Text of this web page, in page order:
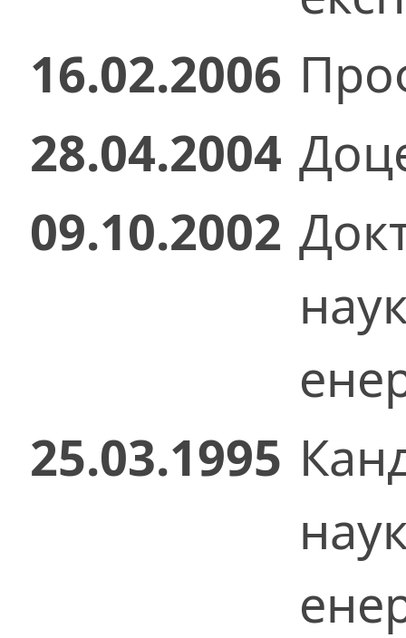
16.02.2006
28.04.2004
09.10.2002
25.03.1995